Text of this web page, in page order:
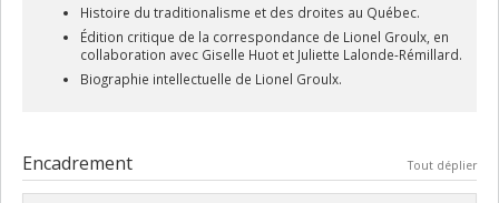
Histoire du traditionalisme et des droites au Québec.
Édition critique de la correspondance de Lionel Groulx, en
collaboration avec Giselle Huot et Juliette Lalonde-Rémillard.
Biographie intellectuelle de Lionel Groulx.
Encadrement Tout déplier